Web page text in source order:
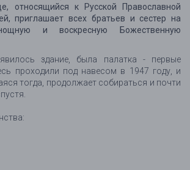
относящийся к Русской Православной
приглашает всех братьев и сестер на
и воскресную Божественную
здание, была палатка - первые
проходили под навесом в 1947 году, и
тогда, продолжает собираться и почти